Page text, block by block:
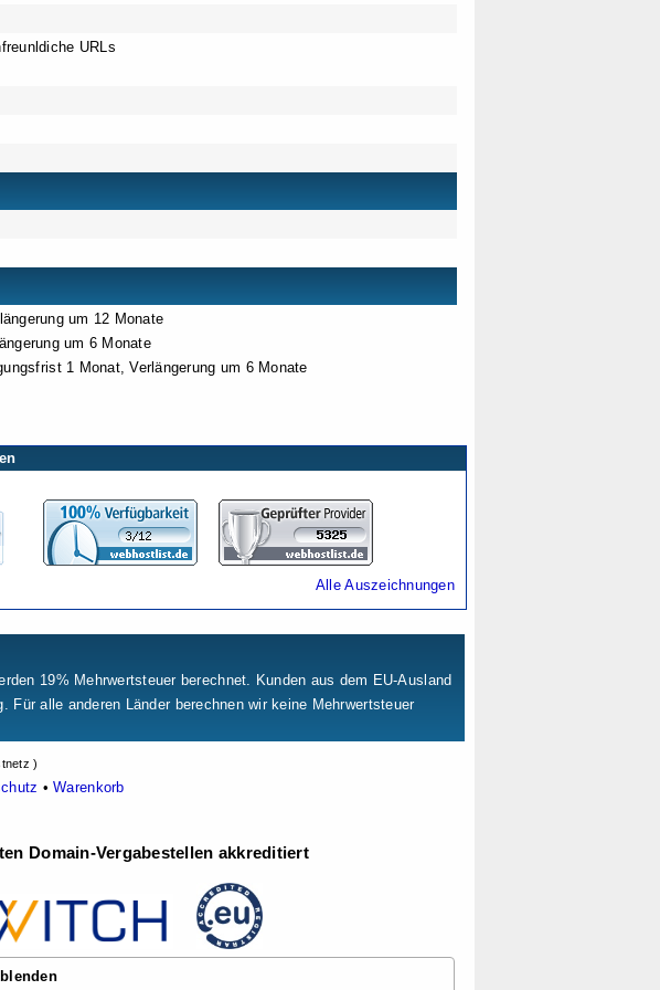
URLs
um 12 Monate
um 6 Monate
1 Monat, Verlängerung um 6 Monate
Alle Auszeichnungen
19% Mehrwertsteuer berechnet. Kunden aus dem EU-Ausland
Für alle anderen Länder berechnen wir keine Mehrwertsteuer
)
•Warenkorb
Domain-Vergabestellen akkreditiert